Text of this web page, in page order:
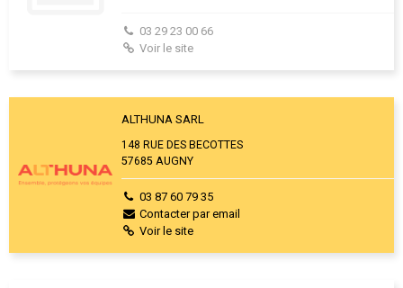
03 29 23 00 66
Voir le site
ALTHUNA SARL
148 RUE DES BECOTTES
57685 AUGNY
03 87 60 79 35
Contacter par email
Voir le site